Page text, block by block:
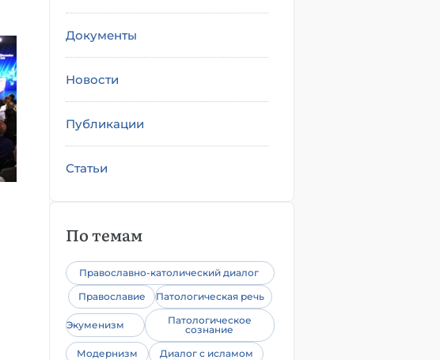
Документы
Новости
Публикации
Статьи
По темам
Православно-католический диалог
Православие
Патологическая речь
Экуменизм
Патологическое
сознание
Модернизм
Диалог с исламом